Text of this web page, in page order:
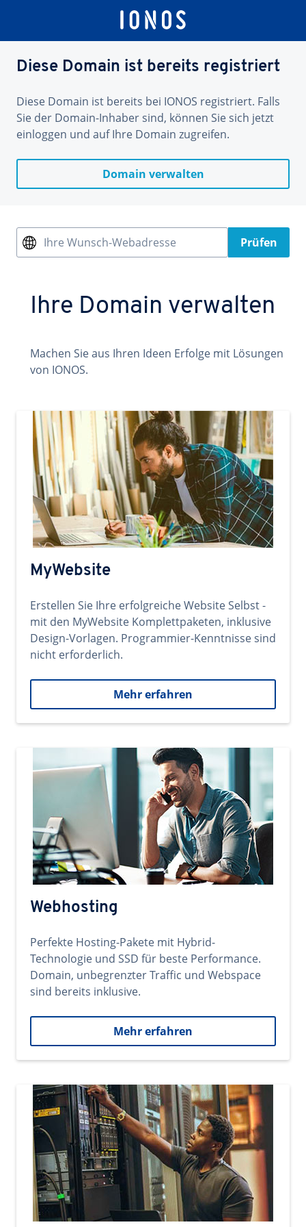
Diese Domain ist bereits registriert
Diese Domain ist bereits bei IONOS registriert. Falls
Sie der Domain-Inhaber sind, können Sie sich jetzt
einloggen und auf Ihre Domain zugreifen.
Domain verwalten
Ihre Wunsch-Webadresse Prüfen
Ihre Domain verwalten
Machen Sie aus Ihren Ideen Erfolge mit Lösungen
von IONOS.
MyWebsite
Erstellen Sie Ihre erfolgreiche Website Selbst -
mit den MyWebsite Komplettpaketen, inklusive
Design-Vorlagen. Programmier-Kenntnisse sind
nicht erforderlich.
Mehr erfahren
Webhosting
Perfekte Hosting-Pakete mit Hybrid-
Technologie und SSD für beste Performance.
Domain, unbegrenzter Traffic und Webspace
sind bereits inklusive.
Mehr erfahren